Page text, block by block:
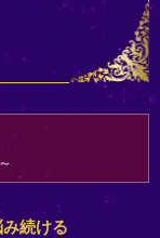
続ける